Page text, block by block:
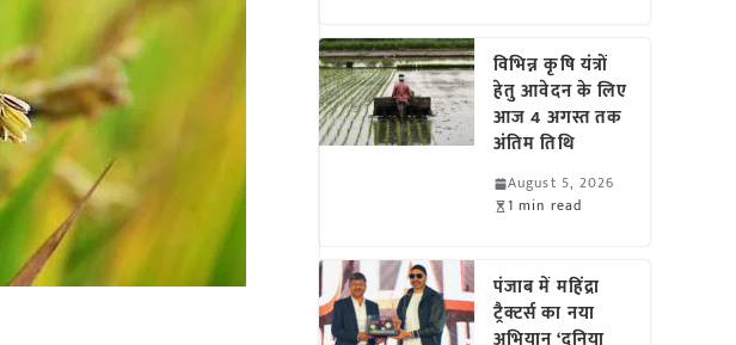
विभिन्न कृषि यंत्रों
हेतु आवेदन के लिए
आज 4 अगस्त तक
अंतिम तिथि
August 5, 2026
1 min read
पंजाब में महिंद्रा
ट्रैक्टर्स का नया